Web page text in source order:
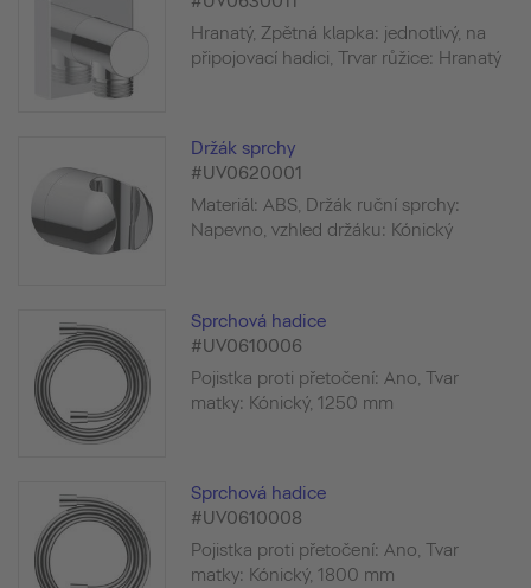
Hranatý, Zpětná klapka: jednotlivý, na
připojovací hadici, Trvar růžice: Hranatý
Držák sprchy
#UV0620001
Materiál: ABS, Držák ruční sprchy:
Napevno, vzhled držáku: Kónický
Sprchová hadice
#UV0610006
Pojistka proti přetočení: Ano, Tvar
matky: Kónický, 1250 mm
Sprchová hadice
#UV0610008
Pojistka proti přetočení: Ano, Tvar
matky: Kónický, 1800 mm